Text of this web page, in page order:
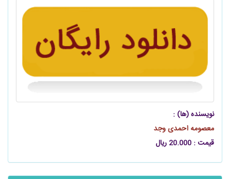
نویسنده (ها) :
معصومه احمدی وجد
قیمت : 20.000 ریال